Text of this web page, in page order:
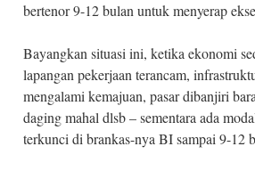
bertenor 9-12 bulan untuk menyerap
Bayangkan situasi ini, ketika ekonomi
lapangan pekerjaan terancam,
mengalami kemajuan, pasar dibanjiri
daging mahal dlsb – sementara ada
terkunci di brankas-nya BI sampai 9-12